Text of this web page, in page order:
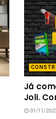
Já
Joli.
01/11/